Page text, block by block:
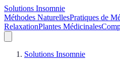
Solutions Insomnie
Méthodes NaturellesPratiques de
RelaxationPlantes Médicinales
Solutions Insomnie